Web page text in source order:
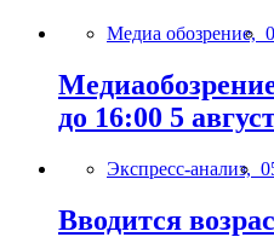
Медиа обозрение,
до 16:00 5
Экспресс-анализ,
Вводится